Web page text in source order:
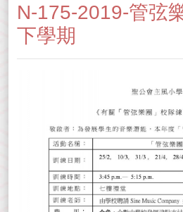
N-175-2019-管弦
下學期